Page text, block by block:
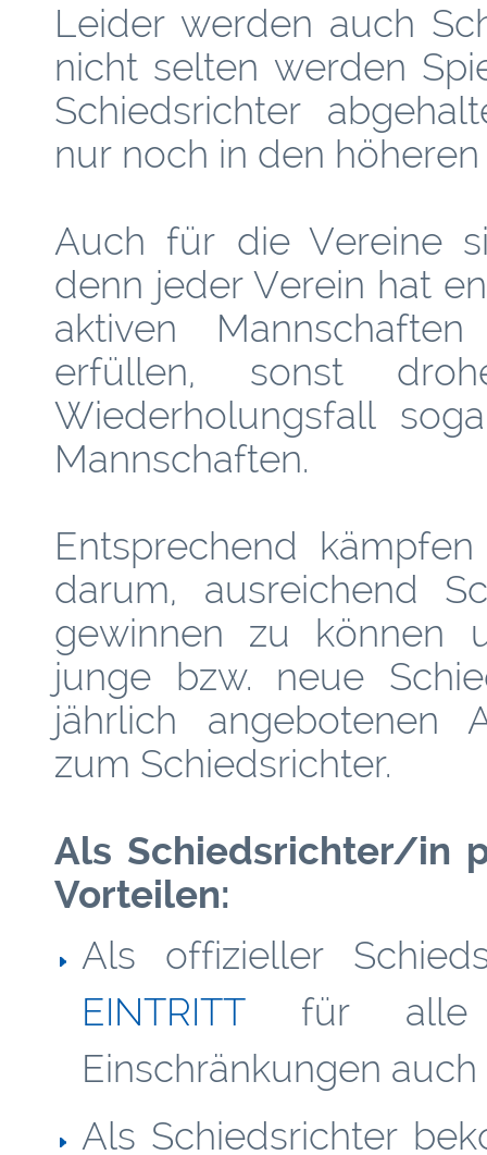
Leider werden auch
nicht selten werden
Schiedsrichter
nur noch in den
Auch für die Vereine
denn jeder Verein hat
aktiven
erfüllen, sonst
Wiederholungsfall
Mannschaften.
Entsprechend
darum, ausreichend
gewinnen zu können
junge bzw. neue
jährlich angebotenen
zum Schiedsrichter.
Als Schiedsrichter/in
Vorteilen:
Als offizieller
EINTRITT für alle
Einschränkungen
Als Schiedsrichter